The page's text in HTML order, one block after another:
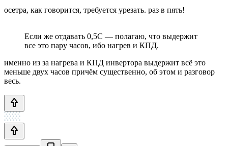
осетра, как говорится, требуется урезать. раз в пять!
Если же отдавать 0,5C — полагаю, что выдержит
все это пару часов, ибо нагрев и КПД.
именно из за нагрева и КПД инвертора выдержит всё это
меньше двух часов причём существенно, об этом и разговор
весь.